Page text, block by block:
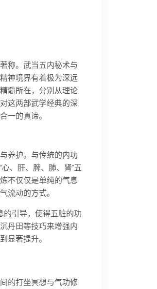
称。武当五内秘术与
神境界有着极为深远
髓所在，分别从理论
这两部武学经典的深
一的真谛。
养护。与传统的内功
、肝、脾、肺、肾”五
不仅仅是单纯的气息
流动的方式。
的引导，使得五脏的功
丹田等技巧来增强内
显著提升。
的打坐冥想与气功修